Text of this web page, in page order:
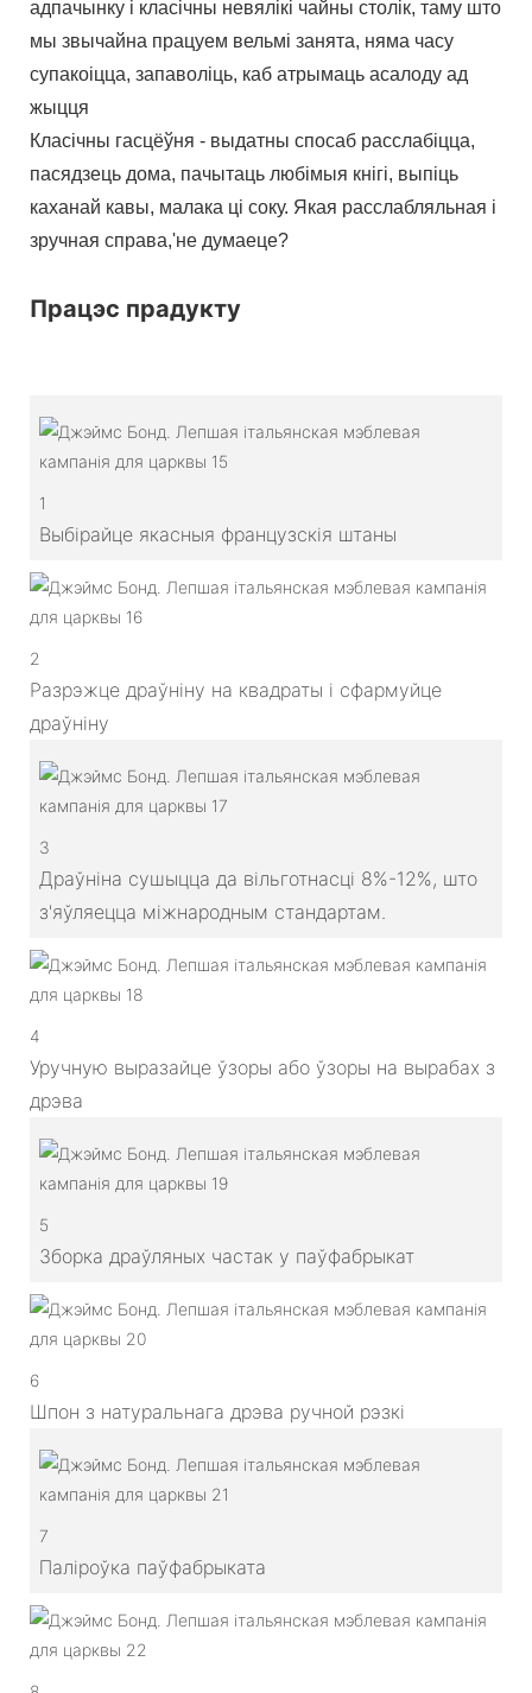
адпачынку і класічны невялікі чайны столік, таму што
мы звычайна працуем вельмі занята, няма часу
супакоіцца, запаволіць, каб атрымаць асалоду ад
жыцця
Класічны гасцёўня - выдатны спосаб расслабіцца,
пасядзець дома, пачытаць любімыя кнігі, выпіць
каханай кавы, малака ці соку. Якая расслабляльная і
зручная справа,'не думаеце?
Працэс прадукту
1
Выбірайце якасныя французскія штаны
2
Разрэжце драўніну на квадраты і сфармуйце
драўніну
3
Драўніна сушыцца да вільготнасці 8%-12%, што
з'яўляецца міжнародным стандартам.
4
Уручную выразайце ўзоры або ўзоры на вырабах з
дрэва
5
Зборка драўляных частак у паўфабрыкат
6
Шпон з натуральнага дрэва ручной рэзкі
7
Паліроўка паўфабрыката